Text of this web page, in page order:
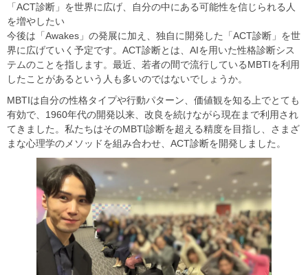
​​「ACT診断」を世界に広げ、自分の中にある可能性を信じられる人
を増やしたい​
​​今後は「Awakes」の発展に加え、独自に開発した「ACT診断」を世
界に広げていく予定です。ACT診断とは、AIを用いた性格診断シス
テムのことを指します。最近、若者の間で流行しているMBTIを利用
したことがあるという人も多いのではないでしょうか。
MBTIは自分の性格タイプや行動パターン、価値観を知る上でとても
有効で、1960年代の開発以来、改良を続けながら現在まで利用され
てきました。私たちはそのMBTI診断を超える精度を目指し、さまざ
まな心理学のメソッドを組み合わせ、ACT診断を開発しました。​